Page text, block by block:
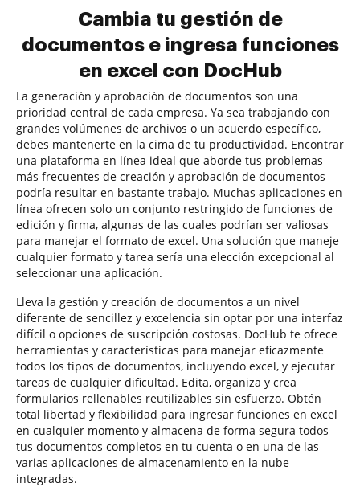
Cambia tu gestión de
documentos e ingresa funciones
en excel con DocHub
La generación y aprobación de documentos son una
prioridad central de cada empresa. Ya sea trabajando con
grandes volúmenes de archivos o un acuerdo específico,
debes mantenerte en la cima de tu productividad. Encontrar
una plataforma en línea ideal que aborde tus problemas
más frecuentes de creación y aprobación de documentos
podría resultar en bastante trabajo. Muchas aplicaciones en
línea ofrecen solo un conjunto restringido de funciones de
edición y firma, algunas de las cuales podrían ser valiosas
para manejar el formato de excel. Una solución que maneje
cualquier formato y tarea sería una elección excepcional al
seleccionar una aplicación.
Lleva la gestión y creación de documentos a un nivel
diferente de sencillez y excelencia sin optar por una interfaz
difícil o opciones de suscripción costosas. DocHub te ofrece
herramientas y características para manejar eficazmente
todos los tipos de documentos, incluyendo excel, y ejecutar
tareas de cualquier dificultad. Edita, organiza y crea
formularios rellenables reutilizables sin esfuerzo. Obtén
total libertad y flexibilidad para ingresar funciones en excel
en cualquier momento y almacena de forma segura todos
tus documentos completos en tu cuenta o en una de las
varias aplicaciones de almacenamiento en la nube
integradas.